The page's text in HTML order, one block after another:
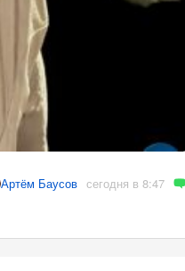
Артём Баусов сегодня в 8:47